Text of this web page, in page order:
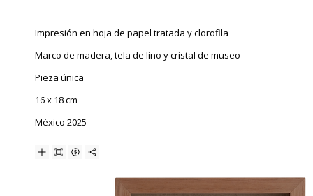
Impresión en hoja de papel tratada y clorofila
Marco de madera, tela de lino y cristal de museo
Pieza única
16 x 18 cm
México 2025